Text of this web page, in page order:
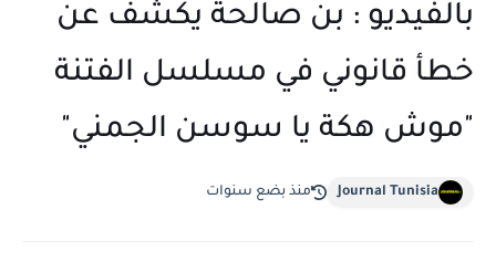
بالفيديو : بن صالحة يكشف عن
خطأ قانوني في مسلسل الفتنة
"موش هكة يا سوسن الجمني"
Journal Tunisia منذ بضع سنوات